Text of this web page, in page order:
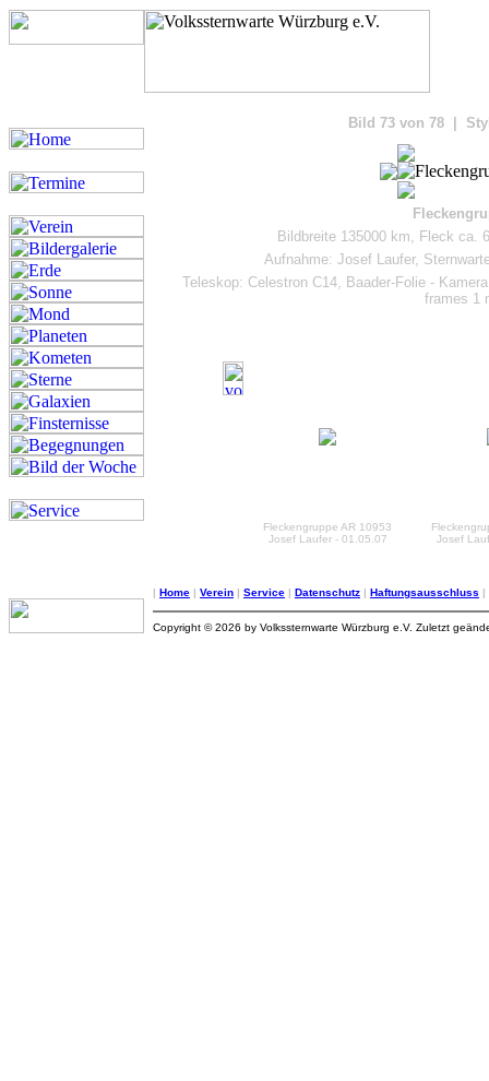
Bild 73 von 78 |
Bildbreite 135000 km, Fleck ca.
Aufnahme: Josef Laufer,
Teleskop: Celestron C14, Baader-Folie -
frames 1
Fleckengruppe AR 10953
Josef Laufer - 01.05.07
Josef
| Home | Verein | Service | Datenschutz | Haftungsausschluss |
Copyright © 2026 by Volkssternwarte Würzburg e.V. Zuletzt